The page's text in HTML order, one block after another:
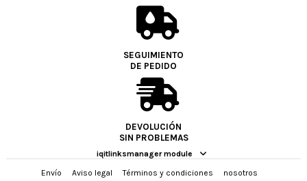
SEGUIMIENTO
DE PEDIDO
DEVOLUCIÓN
SIN PROBLEMAS
iqitlinksmanager module
Envío
Aviso legal Términos y condiciones
nosotros